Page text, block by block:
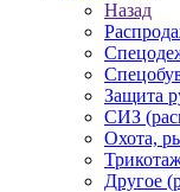
Назад
Защита
СИЗ
Охота,
Другое